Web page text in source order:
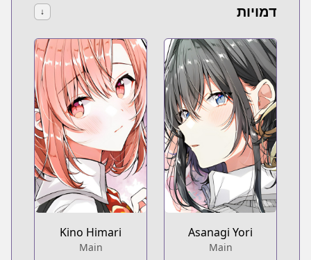
דמויות ↓
Asanagi Yori
Main
Kino Himari
Main